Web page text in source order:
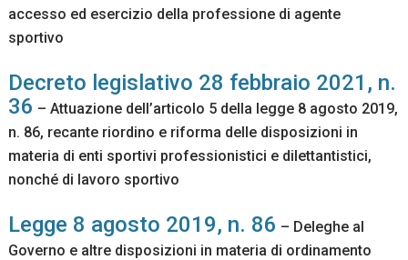
accesso ed esercizio della professione di agente
sportivo
Decreto legislativo 28 febbraio 2021, n.
36 – Attuazione dell’articolo 5 della legge 8 agosto 2019,
n. 86, recante riordino e riforma delle disposizioni in
materia di enti sportivi professionistici e dilettantistici,
nonché di lavoro sportivo
Legge 8 agosto 2019, n. 86 – Deleghe al
Governo e altre disposizioni in materia di ordinamento